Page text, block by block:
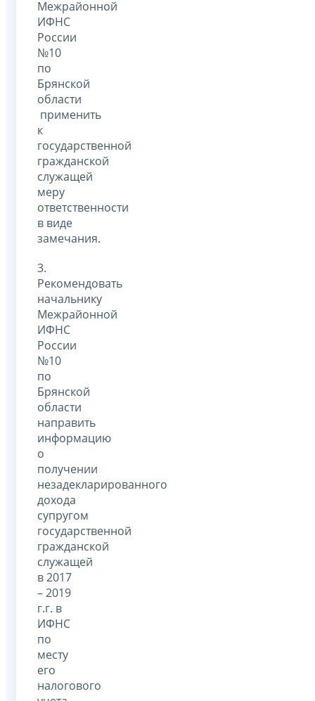
Межрайонной
ИФНС
России
№10
по
Брянской
области
применить
к
государственной
гражданской
служащей
меру
ответственности
в виде
замечания.
3.
Рекомендовать
начальнику
Межрайонной
ИФНС
России
№10
по
Брянской
области
направить
информацию
о
получении
незадекларированного
дохода
супругом
государственной
гражданской
служащей
в 2017
– 2019
г.г. в
ИФНС
по
месту
его
налогового